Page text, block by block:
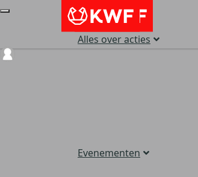
Alles over acties
Evenementen